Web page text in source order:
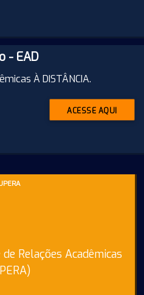
- EAD
À DISTÂNCIA.
ACESSE AQUI
Relações Acadêmicas